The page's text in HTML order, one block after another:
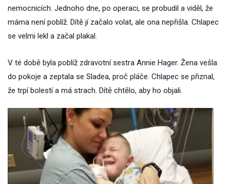
nemocnicích. Jednoho dne, po operaci, se probudil a viděl, že
máma není poblíž. Dítě jí začalo volat, ale ona nepřišla. Chlapec
se velmi lekl a začal plakal.
V té době byla poblíž zdravotní sestra Annie Hager. Žena vešla
do pokoje a zeptala se Sladea, proč pláče. Chlapec se přiznal,
že trpí bolestí a má strach. Dítě chtělo, aby ho objali.